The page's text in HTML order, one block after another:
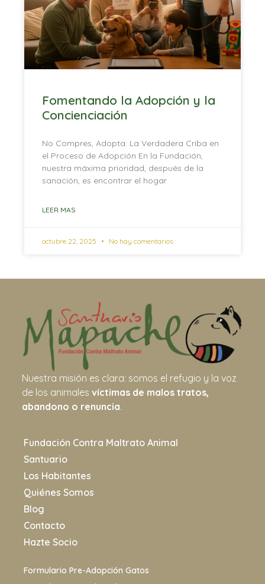
Fomentando la Adopción y la
Concienciación
No Compres, Adopta: La Verdadera Criba en
el Proceso de Adopción En la Fundación,
nuestra máxima prioridad, después de la
sanación, es encontrar el hogar
LEER MAS
octubre 22, 2025 No hay comentarios
Nuestra misión es clara: somos el refugio y la voz
de los animales víctimas de malos tratos,
abandono o renuncia.
Fundación Contra Maltrato Animal
Santuario
Los Habitantes
Quiénes Somos
Blog
Contacto
Hazte Socio
Formulario Pre-Adopción Gatos